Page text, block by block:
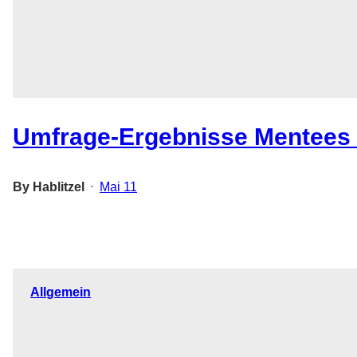
Umfrage-Ergebnisse Mentees
By Hablitzel • Mai 11
Allgemein